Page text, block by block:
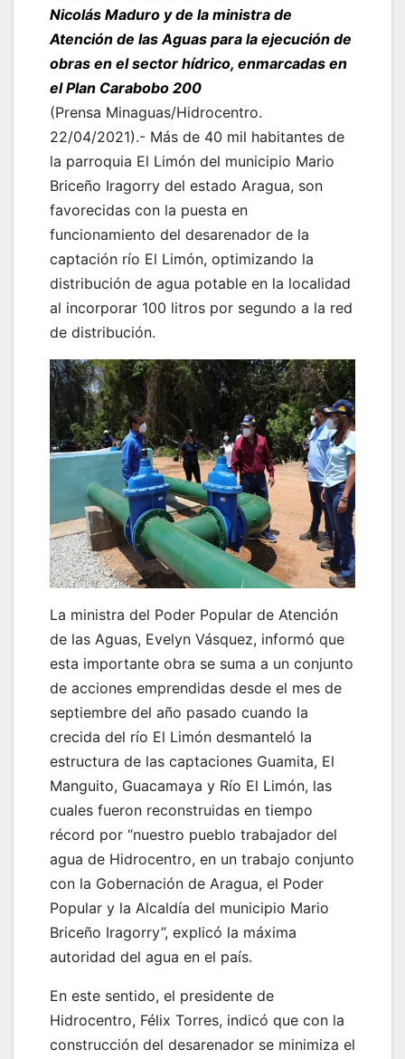
Nicolás Maduro y de la ministra de
Atención de las Aguas para la ejecución de
obras en el sector hídrico, enmarcadas en
el Plan Carabobo 200
(Prensa Minaguas/Hidrocentro.
22/04/2021).- Más de 40 mil habitantes de
la parroquia El Limón del municipio Mario
Briceño Iragorry del estado Aragua, son
favorecidas con la puesta en
funcionamiento del desarenador de la
captación río El Limón, optimizando la
distribución de agua potable en la localidad
al incorporar 100 litros por segundo a la red
de distribución.
La ministra del Poder Popular de Atención
de las Aguas, Evelyn Vásquez, informó que
esta importante obra se suma a un conjunto
de acciones emprendidas desde el mes de
septiembre del año pasado cuando la
crecida del río El Limón desmanteló la
estructura de las captaciones Guamita, El
Manguito, Guacamaya y Río El Limón, las
cuales fueron reconstruidas en tiempo
récord por “nuestro pueblo trabajador del
agua de Hidrocentro, en un trabajo conjunto
con la Gobernación de Aragua, el Poder
Popular y la Alcaldía del municipio Mario
Briceño Iragorry”, explicó la máxima
autoridad del agua en el país.
En este sentido, el presidente de
Hidrocentro, Félix Torres, indicó que con la
construcción del desarenador se minimiza el